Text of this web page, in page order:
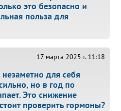
это безопасно и
польза для
17 марта 2025 г. 11:18
для себя
но в год по
Это снижение
проверить гормоны?